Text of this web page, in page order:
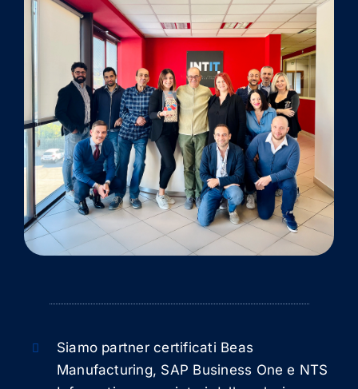
Siamo partner certificati Beas
Manufacturing, SAP Business One e NTS